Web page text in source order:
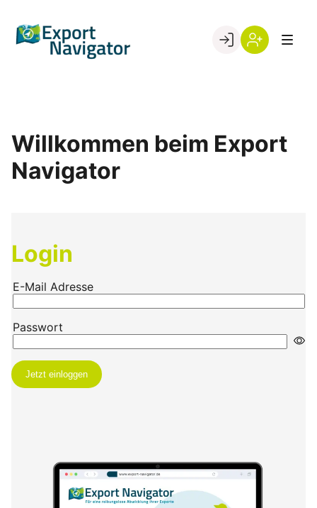
content
Go to landing page.
Willkommen beim Export
Navigator
Login